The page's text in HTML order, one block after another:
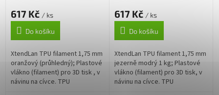
617 Kč / ks
Do košíku
XtendLan TPU filament 1,75 mm
oranžový (průhledný); Plastové
vlákno (filament) pro 3D tisk , v
návinu na cívce. TPU
617 Kč / ks
Do košíku
XtendLan TPU filament 1,75 mm
jezerně modrý 1 kg; Plastové
vlákno (filament) pro 3D tisk, v
návinu na cívce. TPU